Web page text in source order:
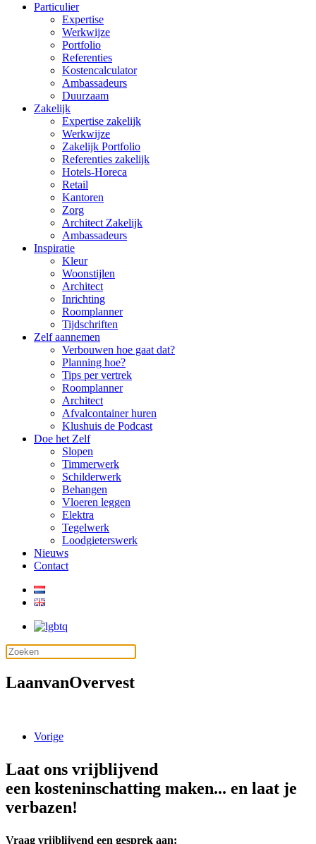
Particulier
Expertise
Werkwijze
Portfolio
Referenties
Kostencalculator
Ambassadeurs
Duurzaam
Zakelijk
Expertise zakelijk
Werkwijze
Zakelijk Portfolio
Referenties zakelijk
Hotels-Horeca
Retail
Kantoren
Zorg
Architect Zakelijk
Ambassadeurs
Inspiratie
Kleur
Woonstijlen
Architect
Inrichting
Roomplanner
Tijdschriften
Zelf aannemen
Verbouwen hoe gaat dat?
Planning hoe?
Tips per vertrek
Roomplanner
Architect
Afvalcontainer huren
Klushuis de Podcast
Doe het Zelf
Slopen
Timmerwerk
Schilderwerk
Behangen
Vloeren leggen
Elektra
Tegelwerk
Loodgieterswerk
Nieuws
Contact
LaanvanOvervest
Vorige
Laat ons vrijblijvend
een kosteninschatting maken... en laat je
verbazen!
Vraag vrijblijvend een gesprek aan: